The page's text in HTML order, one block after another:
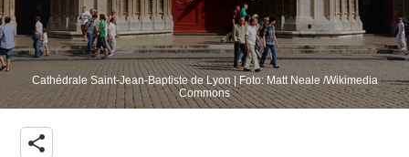
Cathédrale Saint-Jean-Baptiste de Lyon | Foto: Matt Neale /Wikimedia
Commons
share